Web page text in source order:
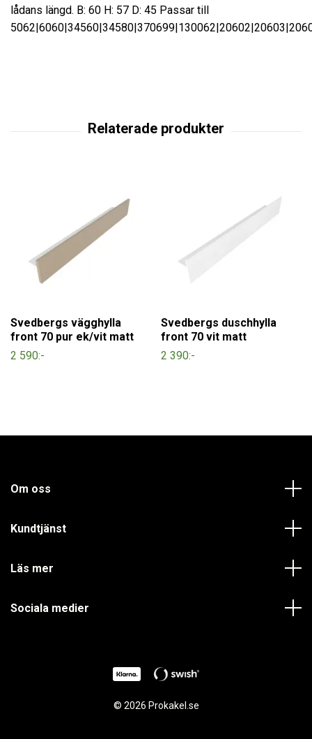
lådans längd. B: 60 H: 57 D: 45 Passar till
Svedbergs vägghylla
front 70 pur ek/vit matt
2 590:-
Svedbergs duschhylla
front 70 vit matt
2 390:-
Om oss
Kundtjänst
Läs mer
Sociala medier
© 2026 Prokakel.se